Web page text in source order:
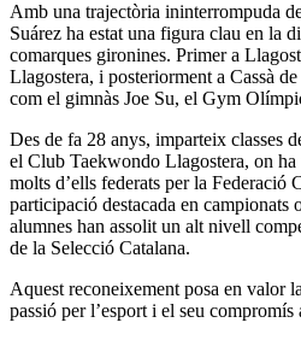
Amb una trajectòria ininterrompuda
Suárez ha estat una figura clau en la
comarques gironines. Primer a
Llagostera, i posteriorment a Cassà
com el gimnàs Joe Su, el Gym
Des de fa 28 anys, imparteix classes
el Club Taekwondo Llagostera, on ha
molts d’ells federats per la Federació
participació destacada en campionats
alumnes han assolit un alt nivell
de la Selecció Catalana.
Aquest reconeixement posa en valor
passió per l’esport i el seu